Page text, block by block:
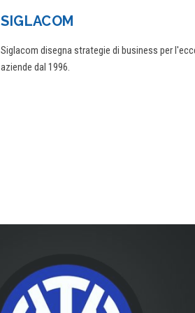
SIGLACOM
Siglacom disegna strategie di business per
aziende dal 1996.